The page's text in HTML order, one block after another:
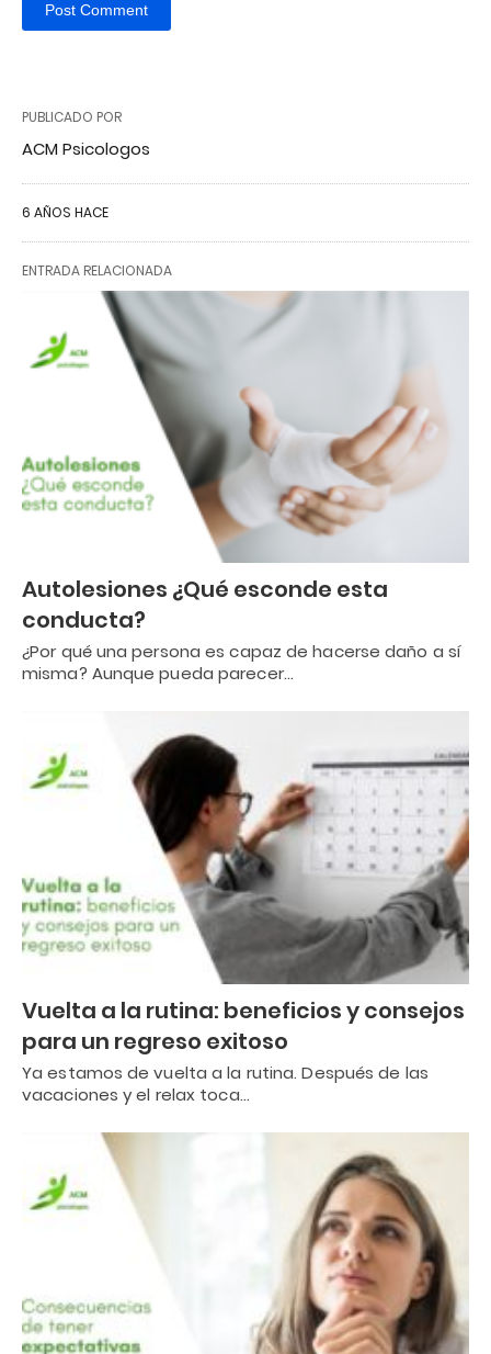
PUBLICADO POR
ACM Psicologos
6 AÑOS HACE
ENTRADA RELACIONADA
Autolesiones ¿Qué esconde esta
conducta?
¿Por qué una persona es capaz de hacerse daño a sí
misma? Aunque pueda parecer…
Vuelta a la rutina: beneficios y consejos
para un regreso exitoso
Ya estamos de vuelta a la rutina. Después de las
vacaciones y el relax toca…